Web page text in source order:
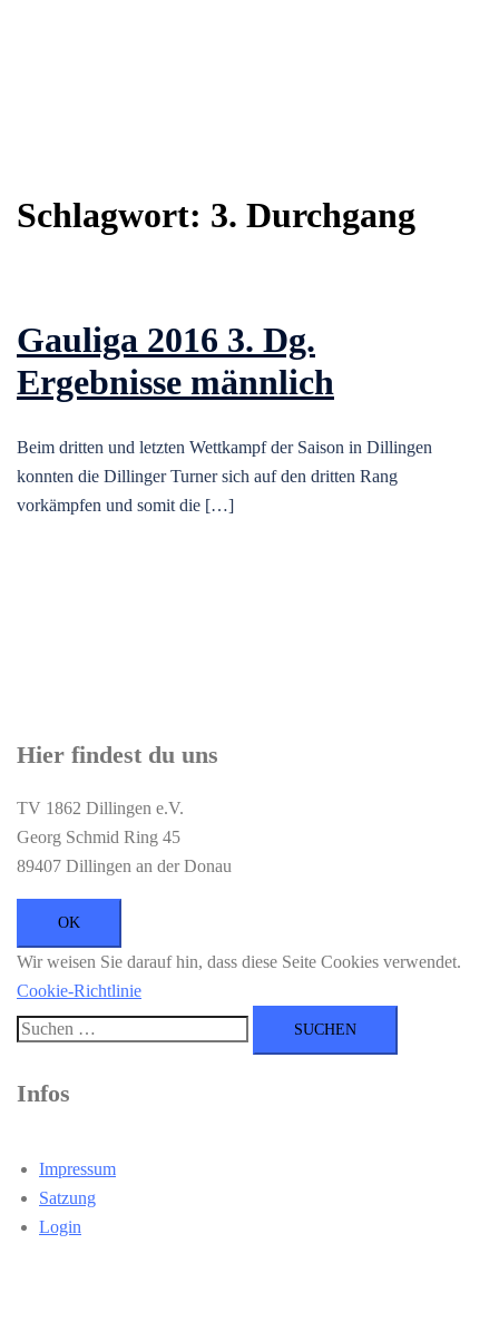
Schlagwort: 3. Durchgang
Gauliga 2016 3. Dg.
Ergebnisse männlich
Beim dritten und letzten Wettkampf der Saison in Dillingen
konnten die Dillinger Turner sich auf den dritten Rang
vorkämpfen und somit die […]
Hier findest du uns
TV 1862 Dillingen e.V.
Georg Schmid Ring 45
89407 Dillingen an der Donau
Wir weisen Sie darauf hin, dass diese Seite Cookies verwendet.
Cookie-Richtlinie
Suchen
Infos
Impressum
Satzung
Login